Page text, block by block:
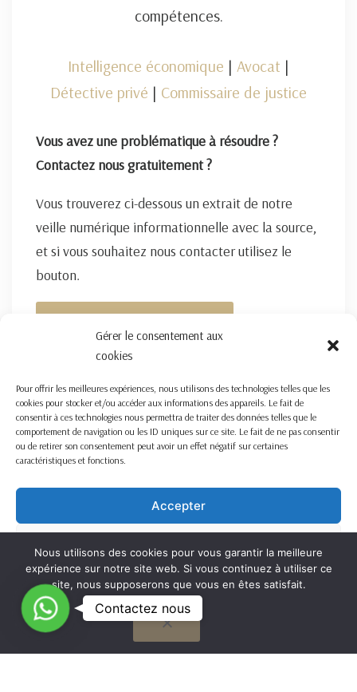
Gérer le consentement aux
cookies
Pour offrir les meilleures expériences, nous utilisons des technologies telles que les
cookies pour stocker et/ou accéder aux informations des appareils. Le fait de
consentir à ces technologies nous permettra de traiter des données telles que le
comportement de navigation ou les ID uniques sur ce site. Le fait de ne pas consentir
ou de retirer son consentement peut avoir un effet négatif sur certaines
caractéristiques et fonctions.
Accepter
Voir les préférences
Cookie Policy
compétences.
Intelligence économique | Avocat |
Détective privé | Commissaire de justice
Vous avez une problématique à résoudre ?
Contactez nous gratuitement ?
Vous trouverez ci-dessous un extrait de notre
veille numérique informationnelle avec la source,
et si vous souhaitez nous contacter utilisez le
bouton.
Nous utilisons des cookies pour vous garantir la meilleure
expérience sur notre site web. Si vous continuez à utiliser ce
site, nous supposerons que vous en êtes satisfait.
OK
C
o
n
Contactez nous